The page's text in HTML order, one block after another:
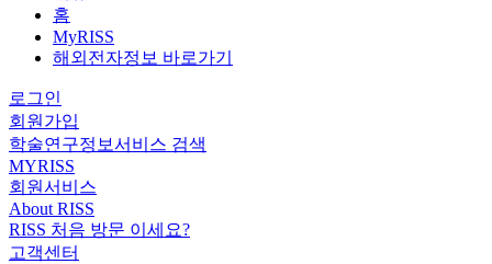
홈
MyRISS
해외전자정보 바로가기
로그인
회원가입
학술연구정보서비스 검색
MYRISS
회원서비스
About RISS
RISS 처음 방문 이세요?
고객센터